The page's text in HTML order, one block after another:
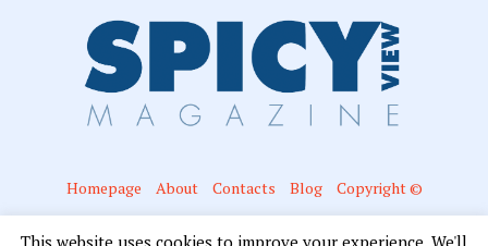
Homepage About Contacts Blog Copyright ©
Campanella
This website uses cookies to improve your experience. We'll